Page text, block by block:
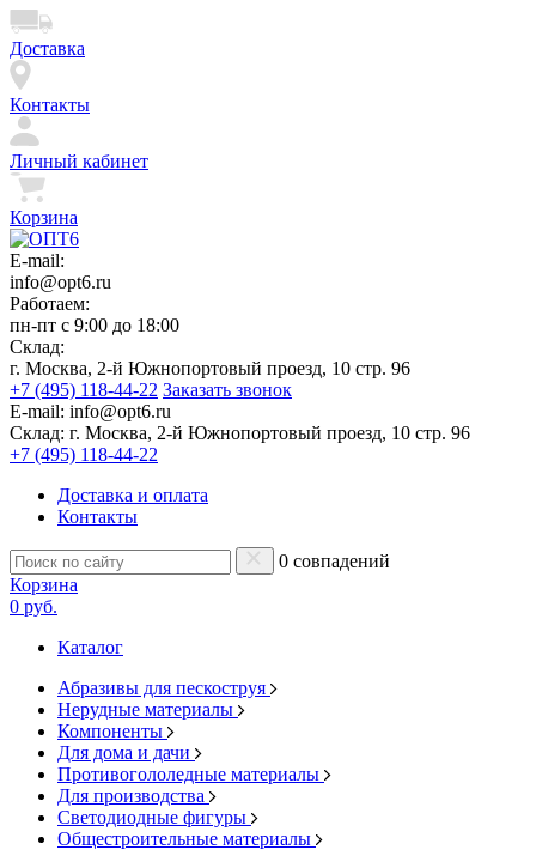
Доставка
Контакты
Личный кабинет
Корзина
E-mail:
info@opt6.ru
Работаем:
пн-пт с 9:00 до 18:00
Склад:
г. Москва, 2-й Южнопортовый проезд, 10 стр. 96
+7 (495) 118-44-22 Заказать звонок
E-mail: info@opt6.ru
Склад: г. Москва, 2-й Южнопортовый проезд, 10 стр. 96
+7 (495) 118-44-22
Доставка и оплата
Контакты
0 совпадений
Корзина
0 руб.
Каталог
Абразивы для пескоструя
Нерудные материалы
Компоненты
Для дома и дачи
Противогололедные материалы
Для производства
Светодиодные фигуры
Общестроительные материалы